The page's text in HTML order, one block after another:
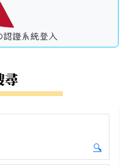
證系統登入
尋
🔍
開始本